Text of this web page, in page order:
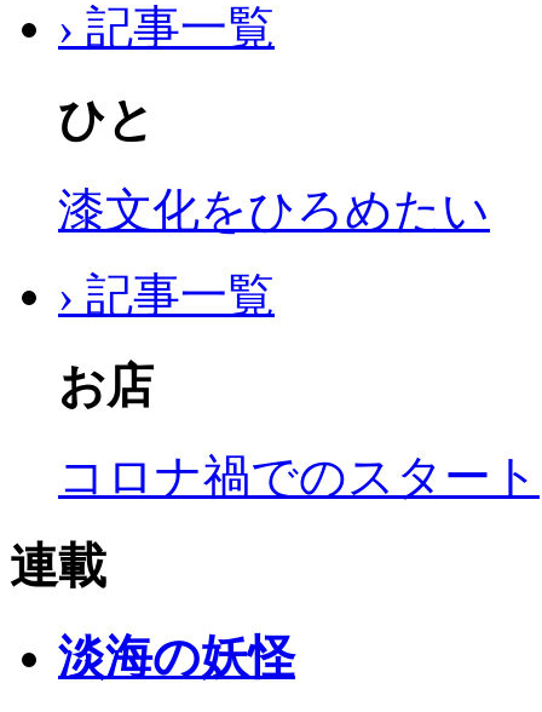
› 記事一覧
ひと
漆文化をひろめたい
› 記事一覧
お店
コロナ禍でのスタート
連載
淡海の妖怪